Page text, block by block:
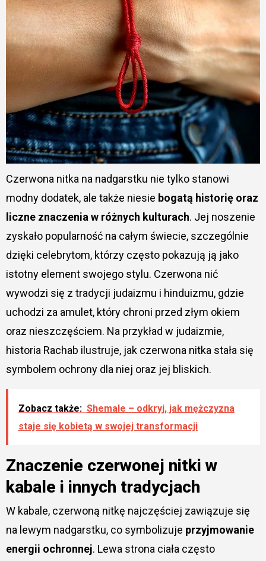
Czerwona nitka na nadgarstku nie tylko stanowi
modny dodatek, ale także niesie bogatą historię oraz
liczne znaczenia w różnych kulturach. Jej noszenie
zyskało popularność na całym świecie, szczególnie
dzięki celebrytom, którzy często pokazują ją jako
istotny element swojego stylu. Czerwona nić
wywodzi się z tradycji judaizmu i hinduizmu, gdzie
uchodzi za amulet, który chroni przed złym okiem
oraz nieszczęściem. Na przykład w judaizmie,
historia Rachab ilustruje, jak czerwona nitka stała się
symbolem ochrony dla niej oraz jej bliskich.
Zobacz także: Shemale – odkryj, jak mężczyzna
staje się kobietą w swojej transformacji
Znaczenie czerwonej nitki w
kabale i innych tradycjach
W kabale, czerwoną nitkę najczęściej zawiązuje się
na lewym nadgarstku, co symbolizuje przyjmowanie
energii ochronnej. Lewa strona ciała często